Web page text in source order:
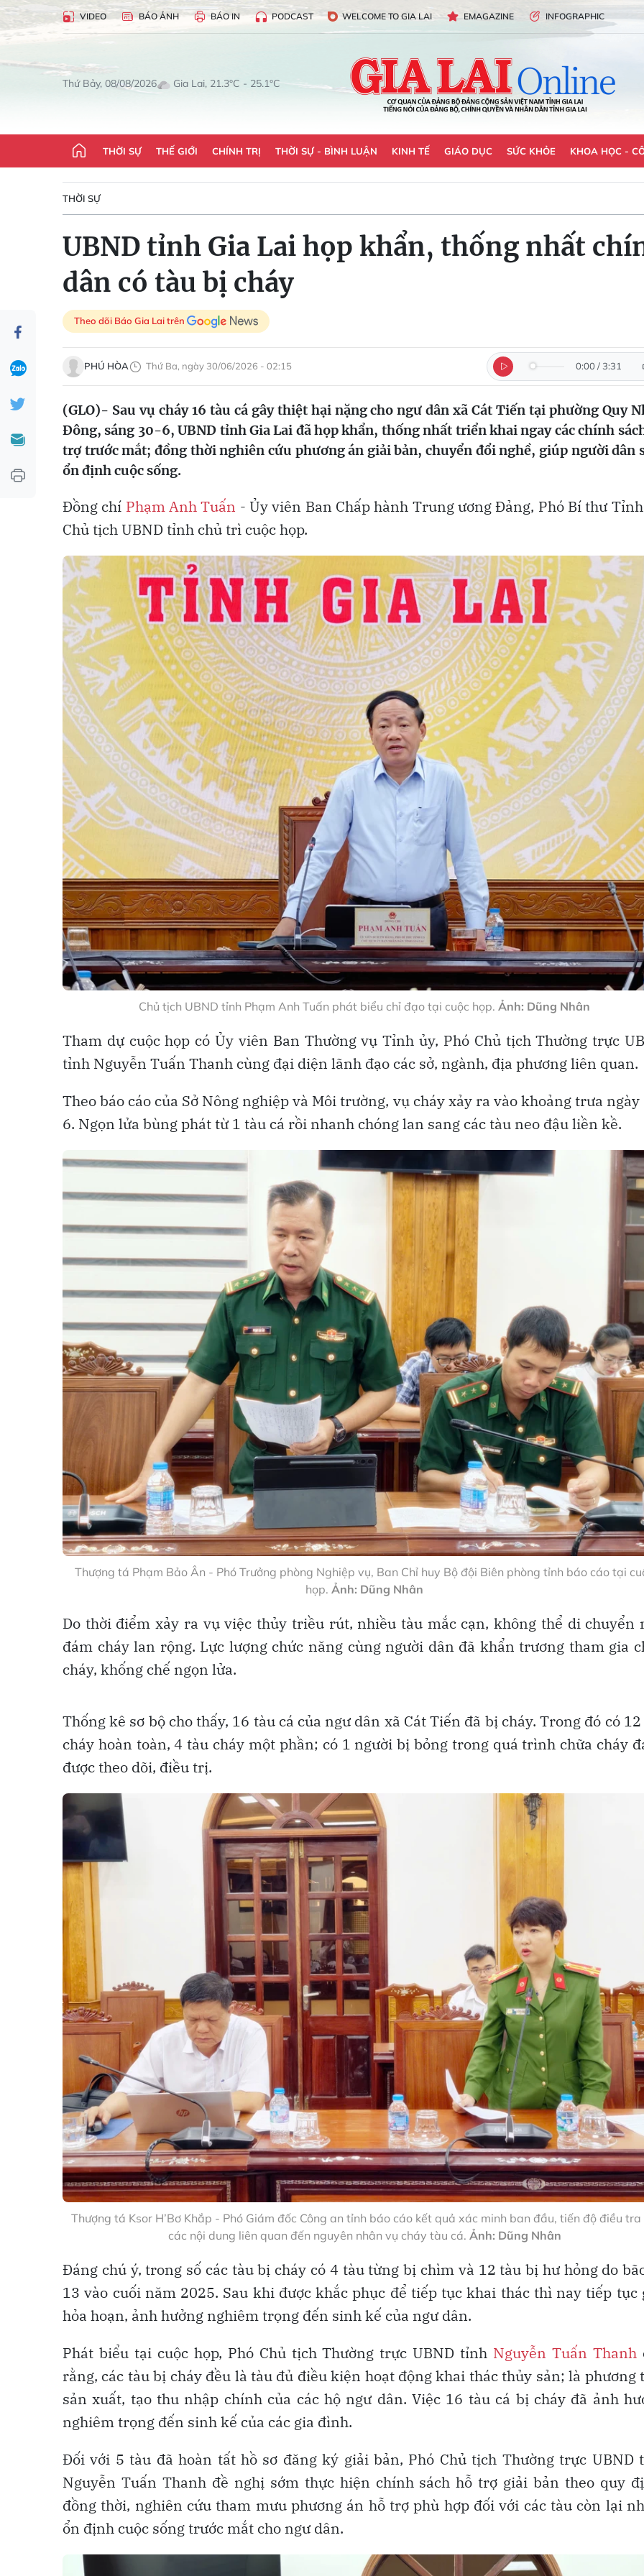
VIDEO BÁO ẢNH BÁO IN PODCAST WELCOME TO GIA LAI EMAGAZINE INFOGRAPHIC
Thứ Bảy, 08/08/2026 Gia Lai, 21.3°C - 25.1°C
THỜI SỰ THẾ GIỚI CHÍNH TRỊ THỜI SỰ - BÌNH LUẬN KINH TẾ GIÁO DỤC SỨC KHỎE KHOA HỌC -
THỜI SỰ
UBND tỉnh Gia Lai họp khẩn, thống nhất
dân có tàu bị cháy
Theo dõi Báo Gia Lai trên
PHÚ HÒA Thứ Ba, ngày 30/06/2026 - 02:15 0:00 / 3:31
(GLO)- Sau vụ cháy 16 tàu cá gây thiệt hại nặng cho ngư dân xã Cát Tiến tại phường Quy
Đông, sáng 30-6, UBND tỉnh Gia Lai đã họp khẩn, thống nhất triển khai ngay các chính
trợ trước mắt; đồng thời nghiên cứu phương án giải bản, chuyển đổi nghề, giúp người dân
ổn định cuộc sống.
Đồng chí Phạm Anh Tuấn - Ủy viên Ban Chấp hành Trung ương Đảng, Phó Bí thư
Chủ tịch UBND tỉnh chủ trì cuộc họp.
Chủ tịch UBND tỉnh Phạm Anh Tuấn phát biểu chỉ đạo tại cuộc họp. Ảnh: Dũng Nhân
Tham dự cuộc họp có Ủy viên Ban Thường vụ Tỉnh ủy, Phó Chủ tịch Thường trực
tỉnh Nguyễn Tuấn Thanh cùng đại diện lãnh đạo các sở, ngành, địa phương liên quan.
Theo báo cáo của Sở Nông nghiệp và Môi trường, vụ cháy xảy ra vào khoảng trưa ngày
6. Ngọn lửa bùng phát từ 1 tàu cá rồi nhanh chóng lan sang các tàu neo đậu liền kề.
Thượng tá Phạm Bảo Ân - Phó Trưởng phòng Nghiệp vụ, Ban Chỉ huy Bộ đội Biên phòng tỉnh báo cáo tại
họp. Ảnh: Dũng Nhân
Do thời điểm xảy ra vụ việc thủy triều rút, nhiều tàu mắc cạn, không thể di chuyển
đám cháy lan rộng. Lực lượng chức năng cùng người dân đã khẩn trương tham gia
cháy, khống chế ngọn lửa.
Thống kê sơ bộ cho thấy, 16 tàu cá của ngư dân xã Cát Tiến đã bị cháy. Trong đó có
cháy hoàn toàn, 4 tàu cháy một phần; có 1 người bị bỏng trong quá trình chữa cháy
được theo dõi, điều trị.
Thượng tá Ksor H’Bơ Khắp - Phó Giám đốc Công an tỉnh báo cáo kết quả xác minh ban đầu, tiến độ điều tra
các nội dung liên quan đến nguyên nhân vụ cháy tàu cá. Ảnh: Dũng Nhân
Đáng chú ý, trong số các tàu bị cháy có 4 tàu từng bị chìm và 12 tàu bị hư hỏng do
13 vào cuối năm 2025. Sau khi được khắc phục để tiếp tục khai thác thì nay tiếp tục
hỏa hoạn, ảnh hưởng nghiêm trọng đến sinh kế của ngư dân.
Phát biểu tại cuộc họp, Phó Chủ tịch Thường trực UBND tỉnh Nguyễn Tuấn Thanh
rằng, các tàu bị cháy đều là tàu đủ điều kiện hoạt động khai thác thủy sản; là phương
sản xuất, tạo thu nhập chính của các hộ ngư dân. Việc 16 tàu cá bị cháy đã ảnh
nghiêm trọng đến sinh kế của các gia đình.
Đối với 5 tàu đã hoàn tất hồ sơ đăng ký giải bản, Phó Chủ tịch Thường trực UBND
Nguyễn Tuấn Thanh đề nghị sớm thực hiện chính sách hỗ trợ giải bản theo quy
đồng thời, nghiên cứu tham mưu phương án hỗ trợ phù hợp đối với các tàu còn lại
ổn định cuộc sống trước mắt cho ngư dân.